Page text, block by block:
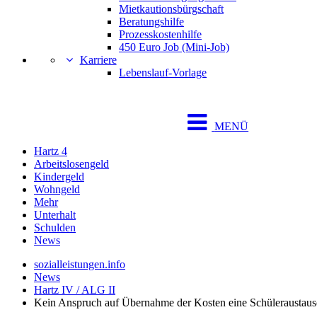
Mietkautionsbürgschaft
Beratungshilfe
Prozesskostenhilfe
450 Euro Job (Mini-Job)
Karriere
Lebenslauf-Vorlage
MENÜ
Hartz 4
Arbeitslosengeld
Kindergeld
Wohngeld
Mehr
Unterhalt
Schulden
News
sozialleistungen.info
News
Hartz IV / ALG II
Kein Anspruch auf Übernahme der Kosten eine